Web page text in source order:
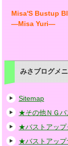
Misa'S Bustup
―Misa Yuri―
みさブログメ
Sitemap
★その他ＮＧバ
★バストアップ
★バストアップ